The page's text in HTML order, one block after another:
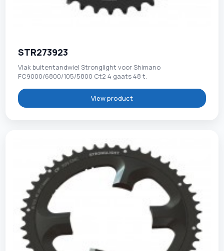
STR273923
Vlak buitentandwiel Stronglight voor Shimano
FC9000/6800/105/5800 Ct2 4 gaats 48 t.
View product